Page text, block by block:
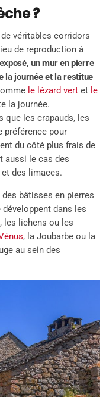
?
véritables corridors
de reproduction à
un mur en pierre
la journée et la restitue
le lézard vertet le
la journée.
que les crapauds, les
préférence pour
du côté plus frais de
aussi le cas des
des limaces.
bâtisses en pierres
développent dans les
les lichens ou les
, la Joubarbe ou la
au sein des